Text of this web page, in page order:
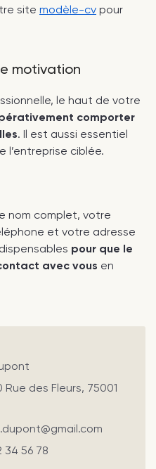
site modèle-cv pour
motivation
le haut de votre
comporter
. Il est aussi essentiel
l’entreprise ciblée.
nom complet, votre
et votre adresse
pour que le
avec vous en
des Fleurs, 75001
34 56 78